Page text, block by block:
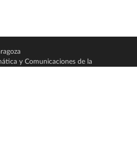
y Comunicaciones de la